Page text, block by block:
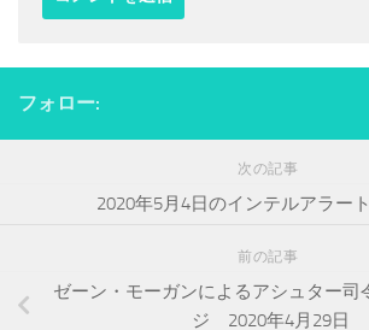
フォロー:
次の記事
2020年5月4日のインテルアラート
前の記事
ゼーン・モーガンによるアシュター司
ジ 2020年4月29日